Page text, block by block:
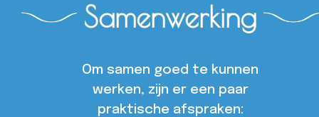
Samenwerking
Om samen goed te kunnen
werken, zijn er een paar
praktische afspraken: